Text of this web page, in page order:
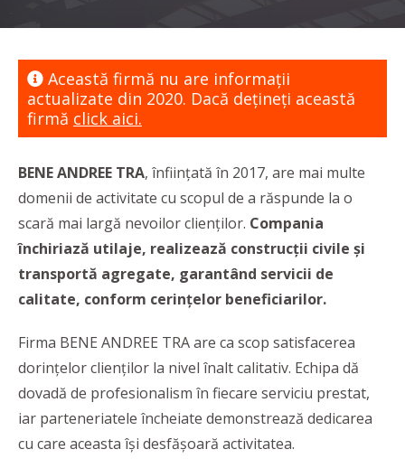
Această firmă nu are informaţii
actualizate din 2020. Dacă dețineți această
firmă click aici.
BENE ANDREE TRA, înființată în 2017, are mai multe
domenii de activitate cu scopul de a răspunde la o
scară mai largă nevoilor clienților. Compania
închiriază utilaje, realizează construcții civile și
transportă agregate, garantând servicii de
calitate, conform cerințelor beneficiarilor.
Firma BENE ANDREE TRA are ca scop satisfacerea
dorințelor clienților la nivel înalt calitativ. Echipa dă
dovadă de profesionalism în fiecare serviciu prestat,
iar parteneriatele încheiate demonstrează dedicarea
cu care aceasta își desfășoară activitatea.